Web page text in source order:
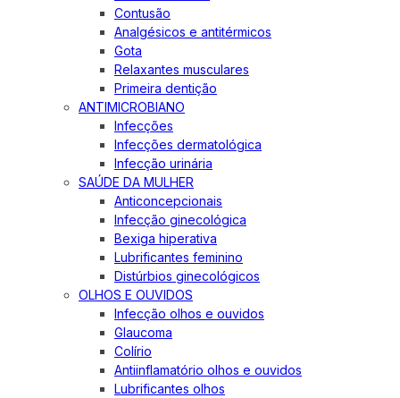
Contusão
Analgésicos e antitérmicos
Gota
Relaxantes musculares
Primeira dentição
ANTIMICROBIANO
Infecções
Infecções dermatológica
Infecção urinária
SAÚDE DA MULHER
Anticoncepcionais
Infecção ginecológica
Bexiga hiperativa
Lubrificantes feminino
Distúrbios ginecológicos
OLHOS E OUVIDOS
Infecção olhos e ouvidos
Glaucoma
Colírio
Antiinflamatório olhos e ouvidos
Lubrificantes olhos